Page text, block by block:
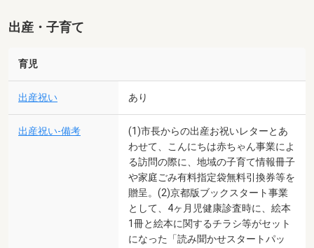
出産・子育て
育児
出産祝い あり
出産祝い-備考
(1)市長からの出産お祝いレターとあ
わせて、こんにちは赤ちゃん事業によ
る訪問の際に、地域の子育て情報冊子
や家庭ごみ有料指定袋無料引換券等を
贈呈。(2)京都版ブックスタート事業
として、4ヶ月児健康診査時に、絵本
1冊と絵本に関するチラシ等がセット
になった「読み聞かせスタートパッ